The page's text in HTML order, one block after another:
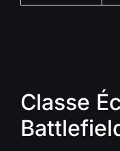
Classe